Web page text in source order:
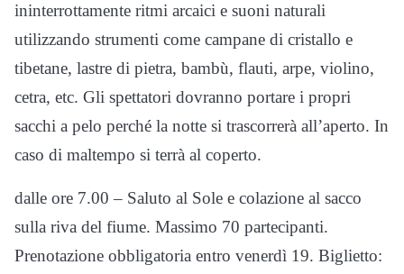
ininterrottamente ritmi arcaici e suoni naturali
utilizzando strumenti come campane di cristallo e
tibetane, lastre di pietra, bambù, flauti, arpe, violino,
cetra, etc. Gli spettatori dovranno portare i propri
sacchi a pelo perché la notte si trascorrerà all’aperto. In
caso di maltempo si terrà al coperto.
dalle ore 7.00 – Saluto al Sole e colazione al sacco
sulla riva del fiume. Massimo 70 partecipanti.
Prenotazione obbligatoria entro venerdì 19. Biglietto: